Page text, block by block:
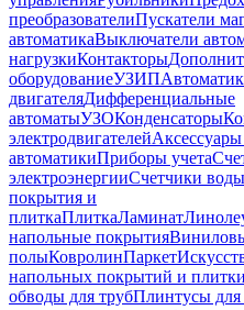
преобразователиПускатели
автоматикаВыключатели
нагрузкиКонтакторы
оборудованиеУЗИП
двигателяДифференциальные
автоматыУЗОКонденсаторы
электродвигателей
автоматикиПриборы учета
электроэнергииСчетчики воды
покрытия и
плиткаПлиткаЛаминат
напольные покрытия
полыКовролинПаркет
напольных покрытий и плитки
обводы для трубПлинтусы для